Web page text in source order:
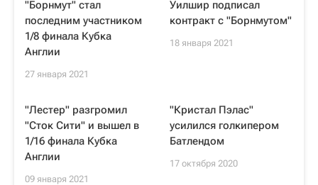
"Борнмут" стал
последним участником
1/8 финала Кубка
Англии
27 января 2021
Уилшир подписал
контракт с "Борнмутом"
18 января 2021
"Лестер" разгромил
"Сток Сити" и вышел в
1/16 финала Кубка
Англии
09 января 2021
"Кристал Пэлас"
усилился голкипером
Батлендом
17 октября 2020